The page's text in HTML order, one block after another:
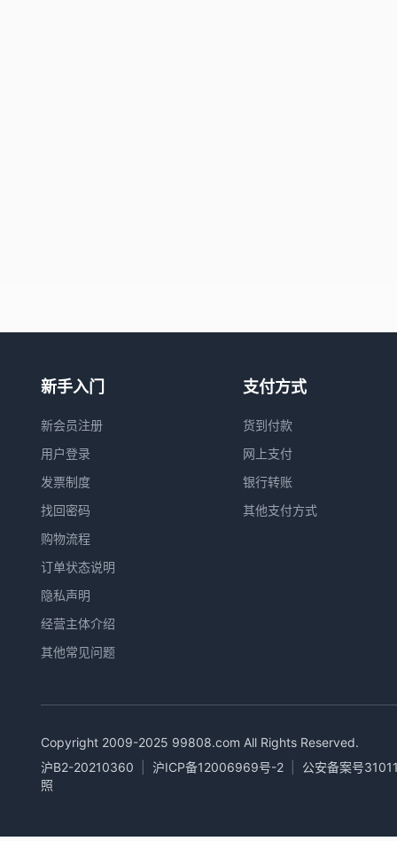
新手入门
新会员注册
用户登录
发票制度
找回密码
购物流程
订单状态说明
隐私声明
经营主体介绍
其他常见问题
支付方式
货到付款
网上支付
银行转账
其他支付方式
Copyright 2009-2025 99808.com All Rights Reserved.
沪B2-20210360
沪ICP备12006969号-2
公安备案号
照